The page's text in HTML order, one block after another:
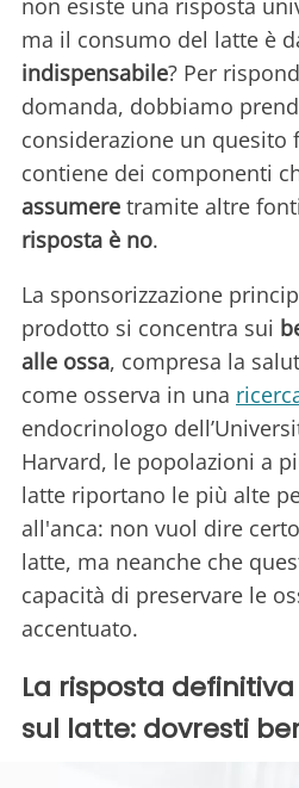
ma il consumo del latte è
indispensabile? Per
domanda, dobbiamo
considerazione un
contiene dei componenti
assumere tramite altre
risposta è no.
La sponsorizzazione
prodotto si concentra sui
alle ossa, compresa la
come osserva in una
endocrinologo
Harvard, le popolazioni a
latte riportano le più alte
all'anca: non vuol dire
latte, ma neanche che
capacità di preservare le
accentuato.
La risposta
sul latte: dovresti